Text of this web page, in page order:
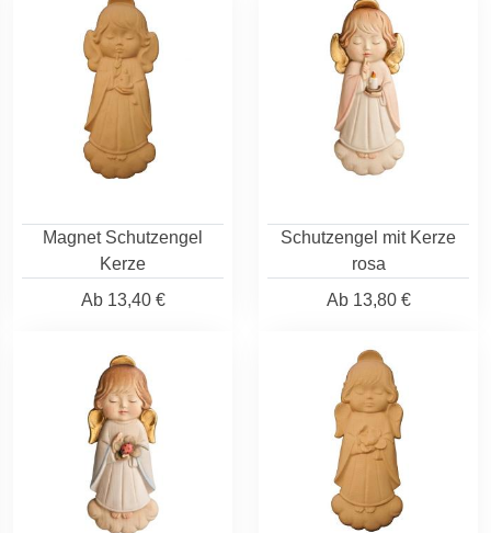
Magnet Schutzengel
Kerze
Ab13,40 €
Schutzengel mit Kerze
rosa
Ab13,80 €